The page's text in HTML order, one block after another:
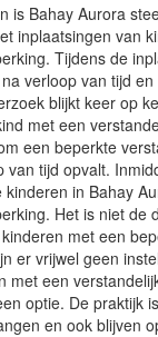
is Bahay Aurora
inplaatsingen van
Tijdens de
verloop van tijd
blijkt keer op
met een
een beperkte
van tijd opvalt.
in Bahay
Het is niet de
met een
er vrijwel geen
met een
optie. De praktijk
en ook blijven